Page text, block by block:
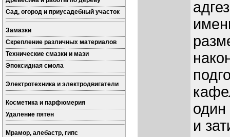
Сад, огород и приусадебный участок
Замазки
Скрепление различных материалов
Технические смазки и мази
Эпоксидная смола
Электротехника и электродвигатели
Косметика и парфюмерия
Удаление пятен
Мрамор, алебастр, гипс
и